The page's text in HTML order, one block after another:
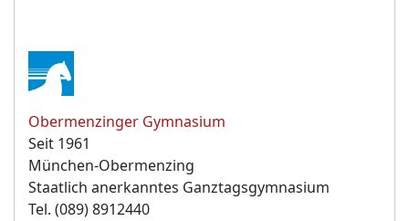
Obermenzinger Gymnasium
Seit 1961
München-Obermenzing
Staatlich anerkanntes Ganztagsgymnasium
Tel. (089) 8912440